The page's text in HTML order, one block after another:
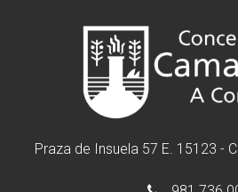
Praza de Insuela 57 E. 15123 -